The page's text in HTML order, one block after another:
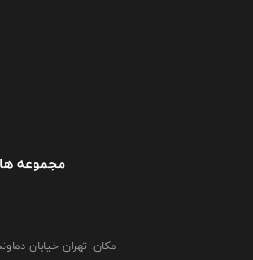
مجموعه
مکان: تهران خیابان